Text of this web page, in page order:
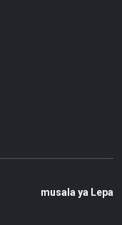
musala ya Lepa